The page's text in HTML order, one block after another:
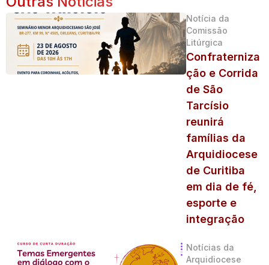
Notícia da
Comissão
Litúrgica
Confraterniza
ção e Corrida
de São
Tarcísio
reunirá
famílias da
Arquidiocese
de Curitiba
em dia de fé,
esporte e
integração
Notícias da
Arquidiocese